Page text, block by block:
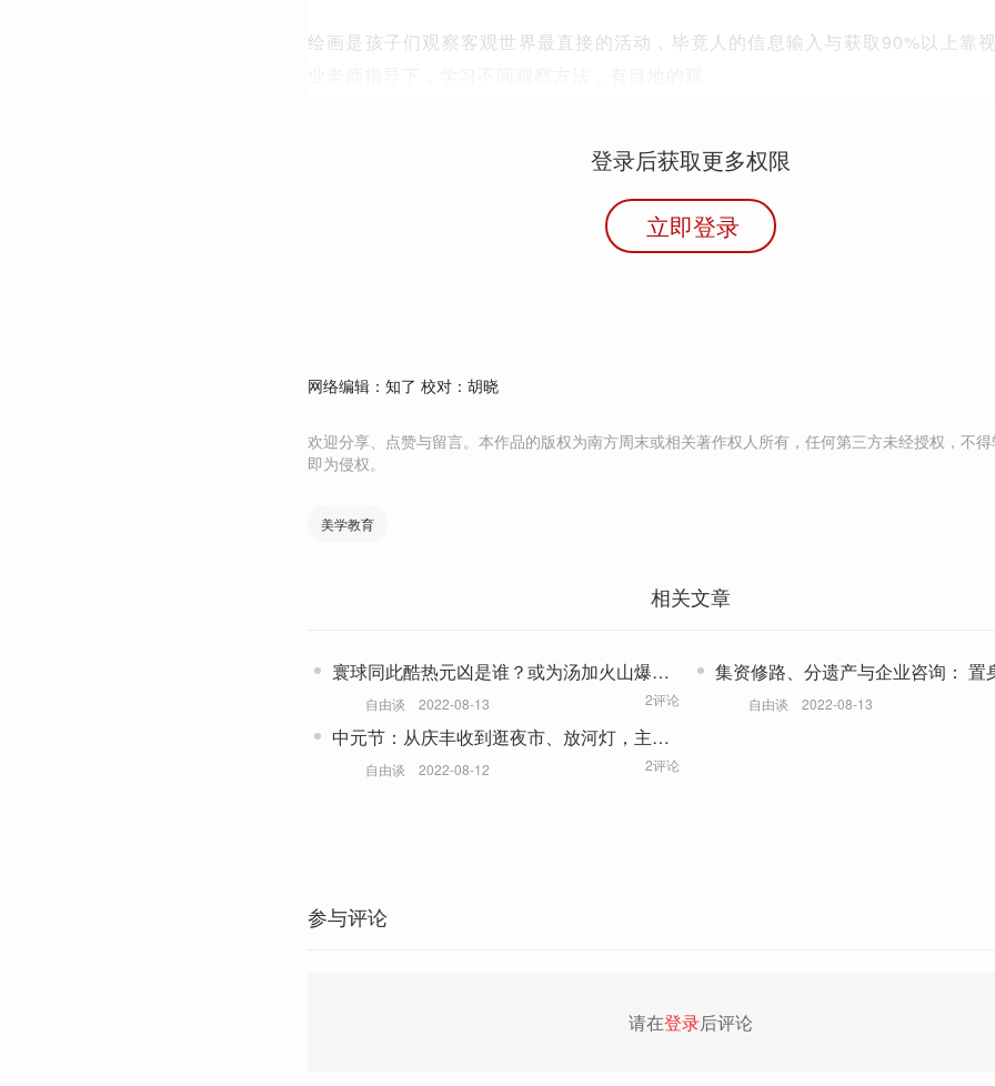
绘画是孩子们观察客观世界最直接的活动，毕竟人的信息输入与获取 90%以上靠
登录后获取更多权限
立即登录
网络编辑：知了 校对：胡晓
欢迎分享、点赞与留言。本作品的版权为南方周末或相关著作权人所有，任何第三方未经授权，不
即为侵权。
美学教育
相关文章
寰球同此酷热元凶是谁？或为汤加火山爆发
令平流层水蒸气增加10%
自由谈 2022-08-13 2评论
集资修路、分遗产与企业咨询： 置
是置身事内？
自由谈 2022-08-13
中元节：从庆丰收到逛夜市、放河灯，主题
丰富、热闹不阴森
自由谈 2022-08-12 2评论
参与评论
请在登录后评论